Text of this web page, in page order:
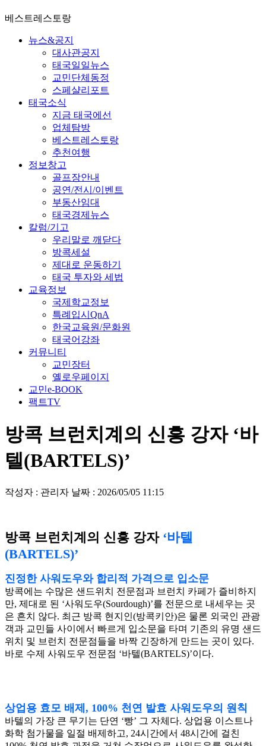
베스트레스토랑
뉴스&공지
대사관공지
태국일일뉴스
교민단체동정
스페샬리포트
태국소식
지금 태국에선
업체탐방
베스트레스토랑
추천여행
정보창고
골프장안내
공연/전시/이벤트
부동산임대
태국경제뉴스
칼럼/기고
우리말로 깨닫다
방콕세설
제대로 운동하기
태국 투자와 세법
교육정보
국제학교정보
특례입시QnA
한국교육원/문화원
태국어강좌
커뮤니티
교민장터
옐로우페이지
교민e-BOOK
팩트TV
방콕 브런치계의 신흥 강자 ‘바
텔(BARTELS)’
작성자 : 관리자 날짜 : 2026/05/05 11:15
방콕 브런치계의 신흥 강자 ‘바텔
(BARTELS)’
진정한 사워도우와 합리적 가격으로 입소문
방콕에는 수많은 샌드위치 전문점과 브런치 카페가 즐비하지
만, 제대로 된 ‘사워도우(Sourdough)’를 전문으로 내세우는 곳
은 흔치 않다. 최근 방콕 현지인(방콕키안)은 물론 외국인 관광
객과 교민들 사이에서 빠르게 입소문을 타며 기존의 유명 샌드
위치 및 브런치 전문점들을 바짝 긴장하게 만드는 곳이 있다.
바로 수제 사워도우 전문점 ‘바텔(BARTELS)’이다.
상업용 효모 배제, 100% 천연 발효 사워도우의 원칙
바텔의 가장 큰 무기는 단연 ‘빵’ 그 자체다. 상업용 이스트나
화학 첨가물을 일절 배제하고, 24시간에서 48시간에 걸친